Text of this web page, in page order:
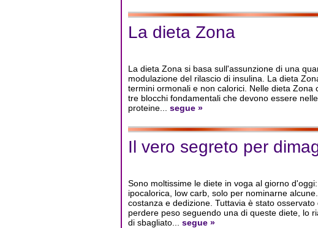
La dieta Zona
La dieta Zona si basa sull'assunzione di una
modulazione del rilascio di insulina. La dieta
termini ormonali e non calorici. Nelle dieta
tre blocchi fondamentali che devono essere
proteine... segue »
Il vero segreto per
Sono moltissime le diete in voga al giorno
ipocalorica, low carb, solo per nominarne
costanza e dedizione. Tuttavia è stato
perdere peso seguendo una di queste diete, lo
di sbagliato... segue »